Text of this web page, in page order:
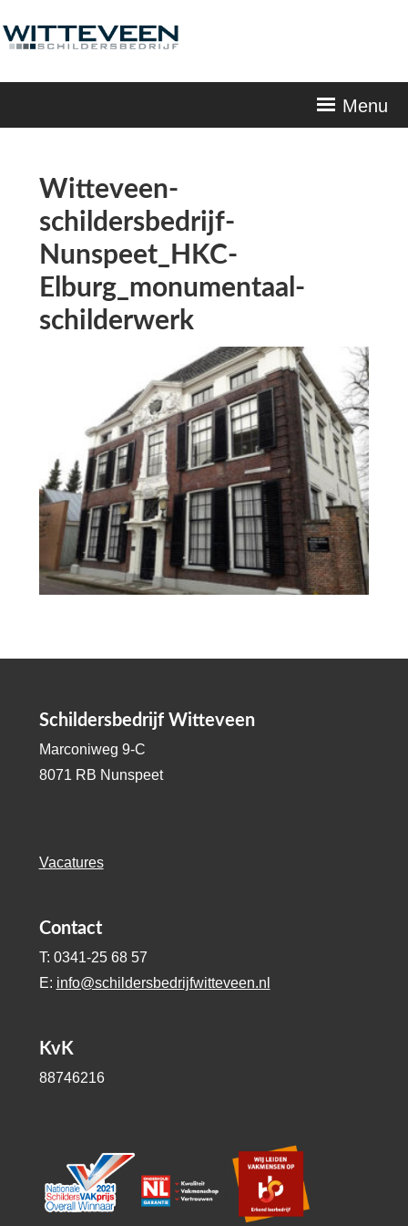
Menu
Witteveen-
schildersbedrijf-
Nunspeet_HKC-
Elburg_monumentaal-
schilderwerk
Schildersbedrijf Witteveen
Marconiweg 9-C
8071 RB Nunspeet
Vacatures
Contact
T: 0341-25 68 57
E: info@schildersbedrijfwitteveen.nl
KvK
88746216